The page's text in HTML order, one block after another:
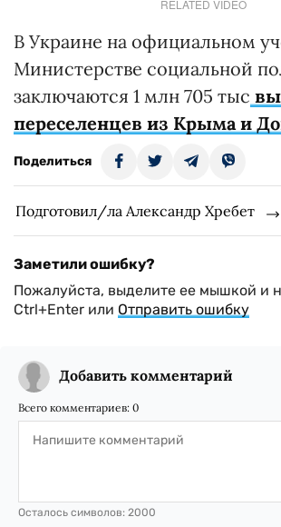
RELATED VIDEO
В Украине на официальном
Министерстве социальной
заключаются 1 млн 705 тыс
переселенцев из Крыма и
Поделиться
Подготовил/ла Александр Хребет
Заметили ошибку?
Пожалуйста, выделите ее мышкой и
Ctrl+Enter или Отправить ошибку
Добавить комментарий
Всего комментариев: 0
Осталось символов: 2000